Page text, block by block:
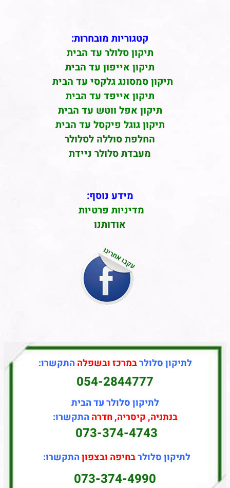
קטגוריות מובחרות:
תיקון סלולר עד הבית
תיקון אייפון עד הבית
תיקון סמסונג גלקסי עד הבית
תיקון אייפד עד הבית
תיקון אפל ווטש עד הבית
תיקון גוגל פיקסל עד הבית
החלפת סוללה לסלולר
מעבדת סלולר ניידת
מידע נוסף:
מדיניות פרטיות
אודותנו
לתיקון סלולרבמרכז ובשפלה התקשרו:
054-2844777
לתיקון סלולר עד הבית
בנתניה, קיסריה, חדרה התקשרו:
073-374-4743
לתיקון סלולרבחיפה ובצפוןהתקשרו:
073-374-4990